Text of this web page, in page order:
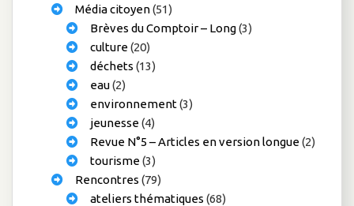
Média citoyen(51)
Brèves du Comptoir – Long(3)
culture(20)
déchets (13)
eau(2)
environnement(3)
jeunesse(4)
Revue N°5 – Articles en version longue(2)
tourisme(3)
Rencontres (79)
ateliers thématiques (68)